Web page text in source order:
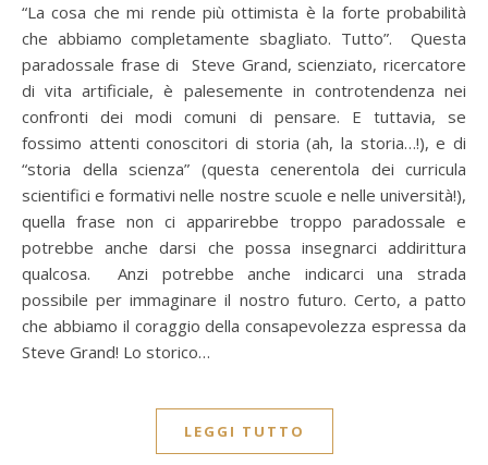
“La cosa che mi rende più ottimista è la forte probabilità
che abbiamo completamente sbagliato. Tutto”. Questa
paradossale frase di Steve Grand, scienziato, ricercatore
di vita artificiale, è palesemente in controtendenza nei
confronti dei modi comuni di pensare. E tuttavia, se
fossimo attenti conoscitori di storia (ah, la storia…!), e di
“storia della scienza” (questa cenerentola dei curricula
scientifici e formativi nelle nostre scuole e nelle università!),
quella frase non ci apparirebbe troppo paradossale e
potrebbe anche darsi che possa insegnarci addirittura
qualcosa. Anzi potrebbe anche indicarci una strada
possibile per immaginare il nostro futuro. Certo, a patto
che abbiamo il coraggio della consapevolezza espressa da
Steve Grand! Lo storico…
LEGGI TUTTO